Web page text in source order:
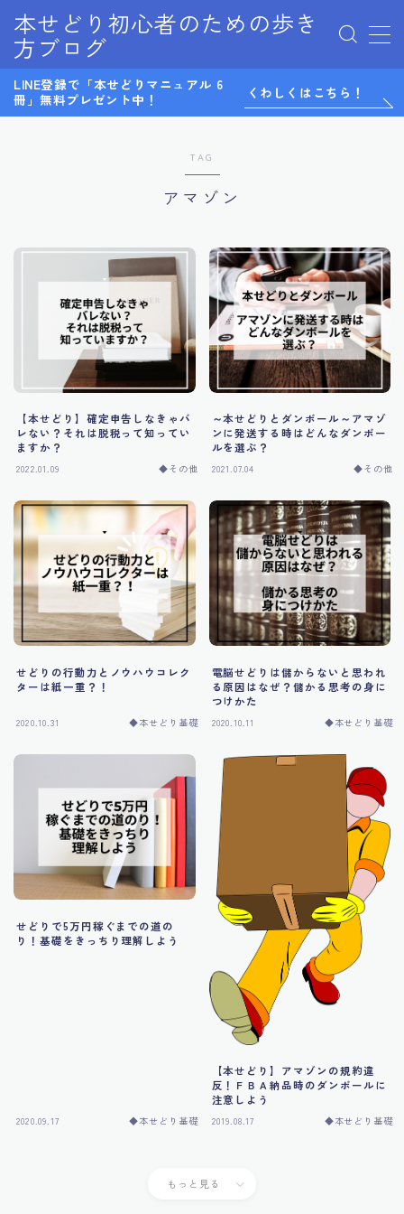
本せどり初心者のための歩き
方ブログ
MENU
0から始めるメルカリ物販
LINE@
デモプリセット記事 Part07
プライバシーポリシー
プライバシーポリシー
マンツーマンコンサル感想
利用規約／特定商取引法に基づく表記
有料記事の決済完了ページ
無料ノウハウ
特定商取引法に基づく表記
運営者情報
LINE登録で「本せどりマニュアル 6
冊」無料プレゼント中！
くわしくはこちら！
TAG
アマゾン
【本せどり】確定申告しなきゃバ
レない？それは脱税って知ってい
ますか？
2022.01.09 ◆その他
～本せどりとダンボール～アマゾ
ンに発送する時はどんなダンボー
ルを選ぶ？
2021.07.04 ◆その他
せどりの行動力とノウハウコレク
ターは紙一重？！
2020.10.31 ◆本せどり基礎
電脳せどりは儲からないと思われ
る原因はなぜ？儲かる思考の身に
つけかた
2020.10.11 ◆本せどり基礎
せどりで5万円稼ぐまでの道の
り！基礎をきっちり理解しよう
2020.09.17 ◆本せどり基礎
【本せどり】アマゾンの規約違
反！ＦＢＡ納品時のダンボールに
注意しよう
2019.08.17 ◆本せどり基礎
もっと見る